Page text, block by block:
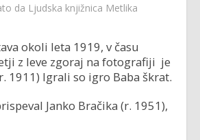
da Ljudska knjižnica Metlika
okoli leta 1919, v času
z leve zgoraj na fotografiji je
1911) Igrali so igro Baba škrat.
Janko Bračika (r. 1951),